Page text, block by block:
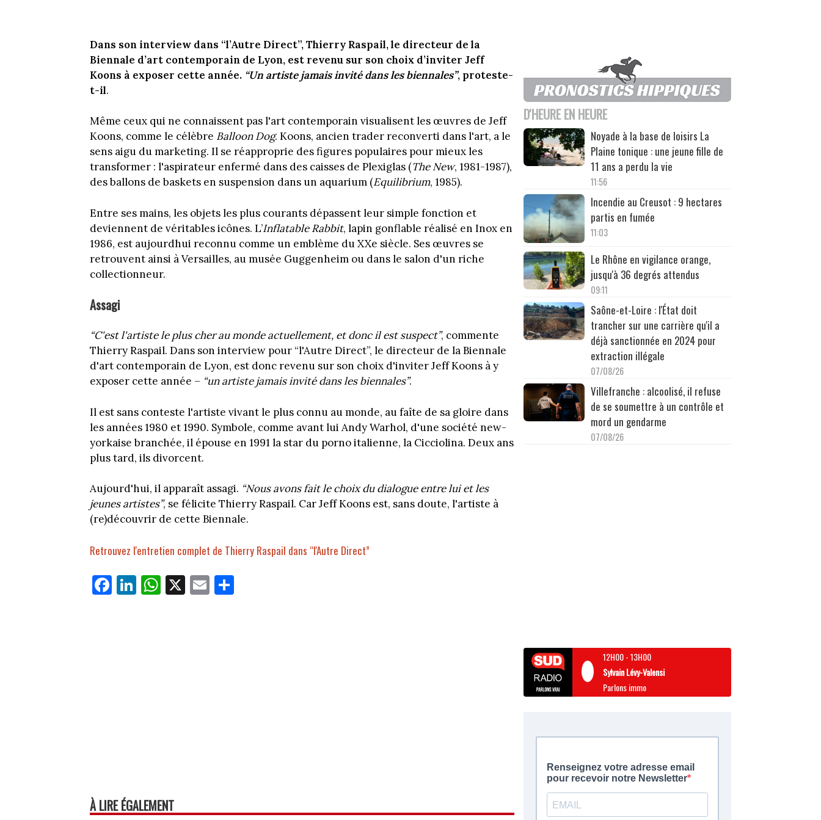
Dans son interview dans “l’Autre Direct”, Thierry Raspail, le directeur de la
Biennale d’art contemporain de Lyon, est revenu sur son choix d’inviter Jeff
Koons à exposer cette année. “Un artiste jamais invité dans les biennales”, proteste-
t-il.
Même ceux qui ne connaissent pas l'art contemporain visualisent les œuvres de Jeff
Koons, comme le célèbre Balloon Dog. Koons, ancien trader reconverti dans l'art, a le
sens aigu du marketing. Il se réapproprie des figures populaires pour mieux les
transformer : l'aspirateur enfermé dans des caisses de Plexiglas (The New, 1981-1987),
des ballons de baskets en suspension dans un aquarium (Equilibrium, 1985).
Entre ses mains, les objets les plus courants dépassent leur simple fonction et
deviennent de véritables icônes. L’Inflatable Rabbit, lapin gonflable réalisé en Inox en
1986, est aujourdhui reconnu comme un emblème du XXe siècle. Ses œuvres se
retrouvent ainsi à Versailles, au musée Guggenheim ou dans le salon d'un riche
collectionneur.
Assagi
“C'est l'artiste le plus cher au monde actuellement, et donc il est suspect”, commente
Thierry Raspail. Dans son interview pour “l'Autre Direct”, le directeur de la Biennale
d'art contemporain de Lyon, est donc revenu sur son choix d'inviter Jeff Koons à y
exposer cette année – “un artiste jamais invité dans les biennales”.
Il est sans conteste l'artiste vivant le plus connu au monde, au faîte de sa gloire dans
les années 1980 et 1990. Symbole, comme avant lui Andy Warhol, d'une société new-
yorkaise branchée, il épouse en 1991 la star du porno italienne, la Cicciolina. Deux ans
plus tard, ils divorcent.
Aujourd'hui, il apparaît assagi. “Nous avons fait le choix du dialogue entre lui et les
jeunes artistes”, se félicite Thierry Raspail. Car Jeff Koons est, sans doute, l'artiste à
(re)découvrir de cette Biennale.
Retrouvez l'entretien complet de Thierry Raspail dans “l'Autre Direct”
Fa
ce
Li
nk
W
ha
X E
m
À LIRE ÉGALEMENT
D'HEURE EN HEURE
Noyade à la base de loisirs La
Plaine tonique : une jeune fille de
11 ans a perdu la vie
11:56
Incendie au Creusot : 9 hectares
partis en fumée
11:03
Le Rhône en vigilance orange,
jusqu'à 36 degrés attendus
09:11
Saône-et-Loire : l'État doit
trancher sur une carrière qu'il a
déjà sanctionnée en 2024 pour
extraction illégale
07/08/26
Villefranche : alcoolisé, il refuse
de se soumettre à un contrôle et
mord un gendarme
07/08/26
12H00-13H00
Sylvain Lévy-Valensi
Parlons immo